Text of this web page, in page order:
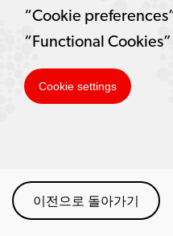
이전으로 돌아가기
“Cookie
“Functional
Cookie settings